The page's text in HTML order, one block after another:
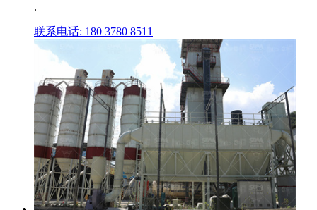
.
联系电话: 180 3780 8511